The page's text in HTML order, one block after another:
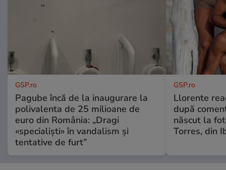
GSP.ro
Pagube încă de la inaugurare la
polivalenta de 25 milioane de
euro din România: „Dragi
«specialiști» în vandalism și
tentative de furt”
GSP.ro
Llorente
după
născut la
Torres, din